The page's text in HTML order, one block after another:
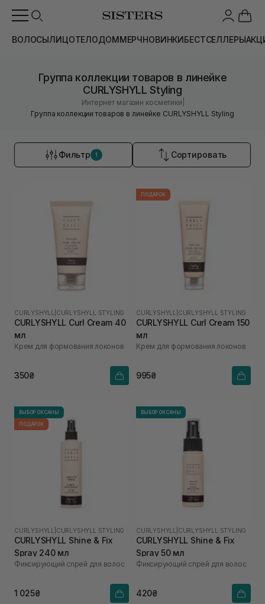
ВОЛОСЫЛИЦОТЕЛОДОММЕРЧНОВИНКИБЕСТСЕЛЛЕРЫ
Группа коллекции товаров в линейке
CURLYSHYLL Styling
Интернет магазин косметики
Группа коллекции товаров в линейке CURLYSHYLL Styling
Фильтр 1 Сортировать
CURLYSHYLL CURLYSHYLL STYLING
CURLYSHYLL Curl Cream 40
мл
Крем для формования локонов
350₴
ПОДАРОК
CURLYSHYLL CURLYSHYLL STYLING
CURLYSHYLL Curl Cream 150
мл
Крем для формования локонов
995₴
ВЫБОР ОКСАНЫ
ПОДАРОК
CURLYSHYLL CURLYSHYLL STYLING
CURLYSHYLL Shine & Fix
Spray 240 мл
Фиксирующий спрей для волос
1 025₴
ВЫБОР ОКСАНЫ
CURLYSHYLL CURLYSHYLL STYLING
CURLYSHYLL Shine & Fix
Spray 50 мл
Фиксирующий спрей для волос
420₴